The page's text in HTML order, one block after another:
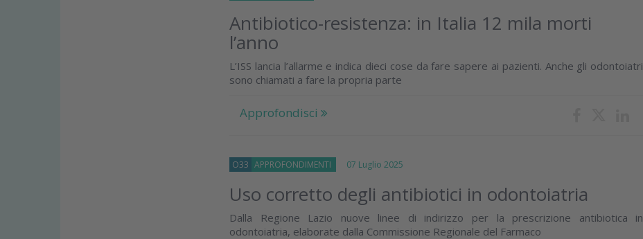
Antibiotico-resistenza: in Italia 12 mila morti
l’anno
L’ISS lancia l’allarme e indica dieci cose da fare sapere ai pazienti. Anche gli odontoiatri
sono chiamati a fare la propria parte
Approfondisci
O33 APPROFONDIMENTI 07 Luglio 2025
Uso corretto degli antibiotici in odontoiatria
Dalla Regione Lazio nuove linee di indirizzo per la prescrizione antibiotica in
odontoiatria, elaborate dalla Commissione Regionale del Farmaco